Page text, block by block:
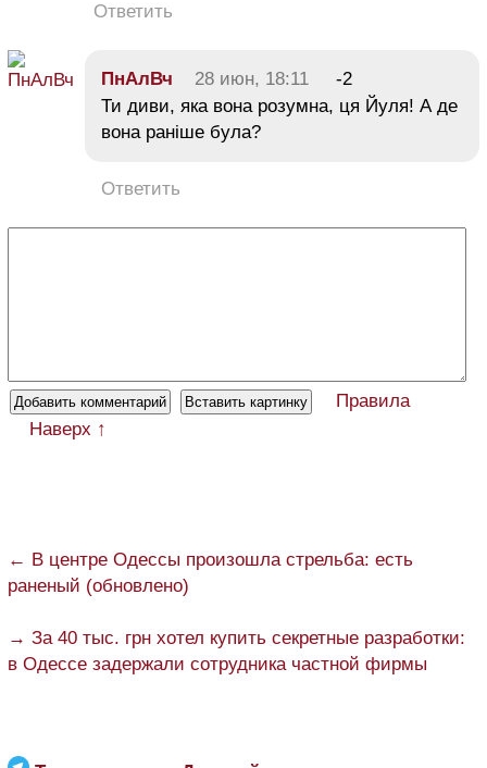
Ответить
ПнАлВч 28 июн, 18:11
-2
Ти диви, яка вона розумна, ця Йуля! А де
вона раніше була?
Ответить
Правила
Наверх ↑
← В центре Одессы произошла стрельба: есть
раненый (обновлено)
→ За 40 тыс. грн хотел купить секретные разработки:
в Одессе задержали сотрудника частной фирмы